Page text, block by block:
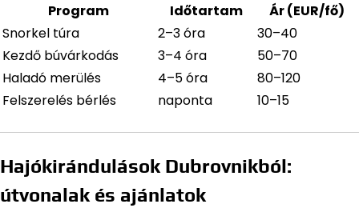
Program
Időtartam
Ár (EUR/fő)
Snorkel túra
2–3 óra
30–40
Kezdő búvárkodás
3–4 óra
50–70
Haladó merülés
4–5 óra
80–120
Felszerelés bérlés
naponta 10–15
Hajókirándulások Dubrovnikból:
útvonalak és ajánlatok